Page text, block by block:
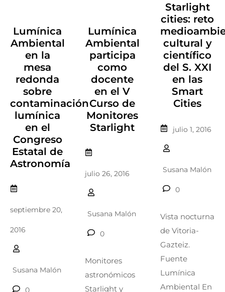
Lumínica
Ambiental
en la
mesa
redonda
sobre
contaminación
lumínica
en el
Congreso
Estatal de
Astronomía
septiembre 20,
2016
Susana Malón
0
Lumínica
Ambiental
participa
como
docente
en el V
Curso de
Monitores
Starlight
julio 26, 2016
Susana Malón
0
Monitores
astronómicos
Starlight y
Starlight
cities: reto
cultural y
científico
del S. XXI
en las
Smart
Cities
julio 1, 2016
Susana Malón
0
Vista nocturna
de Vitoria-
Gazteiz.
Fuente
Lumínica
Ambiental En